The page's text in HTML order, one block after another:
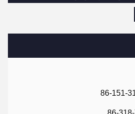
86-151-